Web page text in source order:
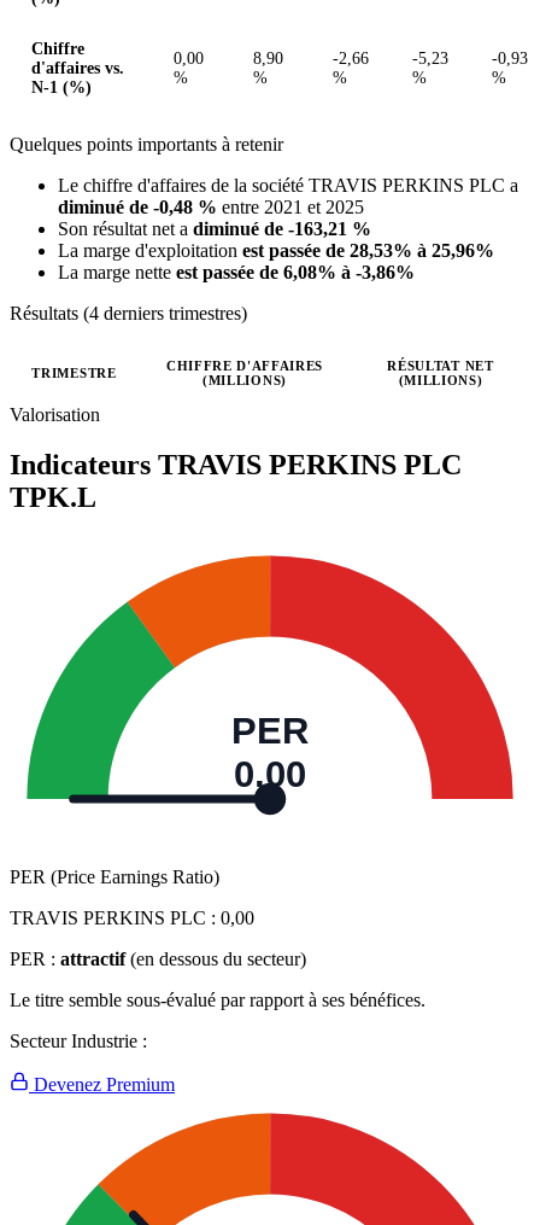
Chiffre
d'affaires vs.
N-1 (%)
0,00
%
8,90
%
-2,66
%
-5,23
%
-0,93
%
Quelques points importants à retenir
Le chiffre d'affaires de la société TRAVIS PERKINS PLC a
diminué de -0,48 % entre 2021 et 2025
Son résultat net a diminué de -163,21 %
La marge d'exploitation est passée de 28,53% à 25,96%
La marge nette est passée de 6,08% à -3,86%
Résultats (4 derniers trimestres)
Valeurs trimestrielles en millions (GBX)
TRIMESTRE
CHIFFRE D'AFFAIRES
(MILLIONS)
RÉSULTAT NET
(MILLIONS)
Valorisation
Indicateurs TRAVIS PERKINS PLC
TPK.L
PER
0,00
PER (Price Earnings Ratio)
TRAVIS PERKINS PLC : 0,00
PER : attractif (en dessous du secteur)
Le titre semble sous-évalué par rapport à ses bénéfices.
Secteur Industrie :
Devenez Premium